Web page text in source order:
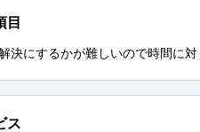
目
決にするかが難しいので時間に
ス